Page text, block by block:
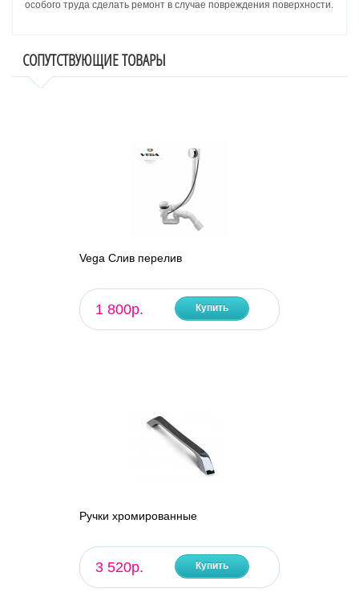
особого труда сделать ремонт в случае повреждения поверхности.
СОПУТСТВУЮЩИЕ ТОВАРЫ
Vega Слив перелив
1 800р. Купить
Ручки хромированные
3 520р. Купить